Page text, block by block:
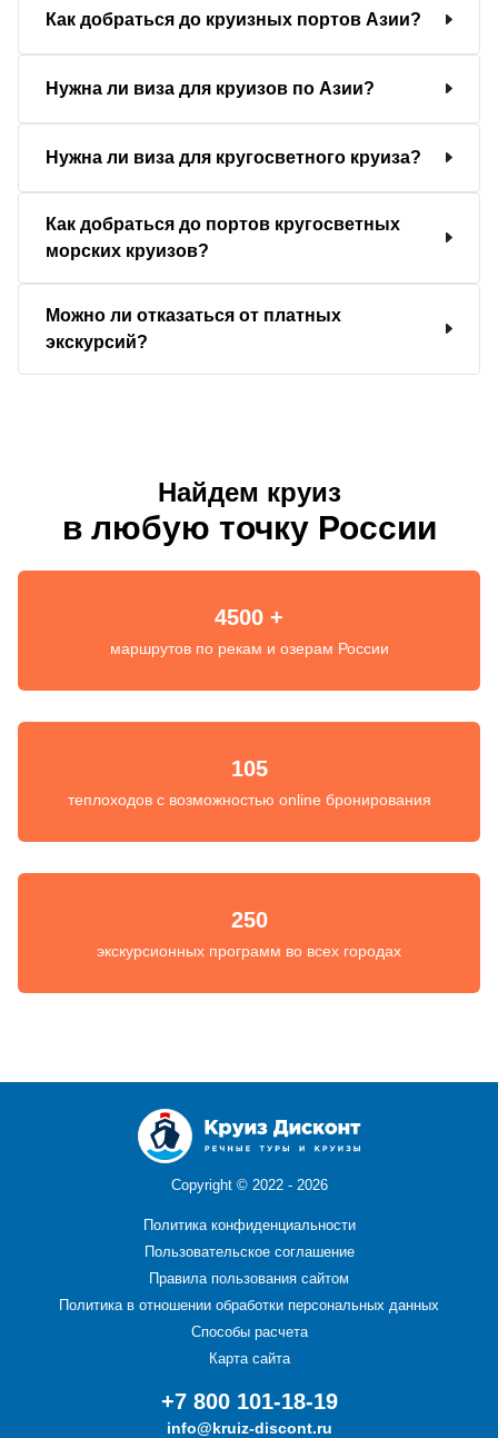
Как добраться до круизных портов Азии?
Нужна ли виза для круизов по Азии?
Нужна ли виза для кругосветного круиза?
Как добраться до портов кругосветных
морских круизов?
Можно ли отказаться от платных
экскурсий?
Найдем круиз
в любую точку России
4500 +
маршрутов по рекам и озерам России
105
теплоходов с возможностью online бронирования
250
экскурсионных программ во всех городах
Copyright © 2022 - 2026
Политика конфиденциальности
Пользовательское соглашение
Правила пользования сайтом
Политика в отношении обработки персональных данных
Способы расчета
Карта сайта
+7 800 101-18-19
info@kruiz-discont.ru